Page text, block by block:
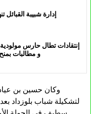
إدارة شبيبة القبائل
إنتقادات تطال حارس
و مطالبات
وكان حسين بن
لتشكيلة شباب بلوزداد